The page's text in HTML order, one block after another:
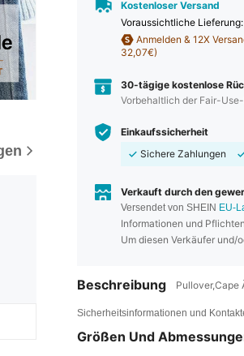
Kostenloser Versand
Voraussichtliche Lieferung:
Anmelden & 12X
32,07€)
30-tägige kostenlose
Vorbehaltlich der Fair-
Einkaufssicherheit
Sichere Zahlungen
Verkauft durch den
Versendet von SHEIN EU-
Informationen und
Beschreibung Pullover,Cape
Sicherheitsinformationen und
Größen Und